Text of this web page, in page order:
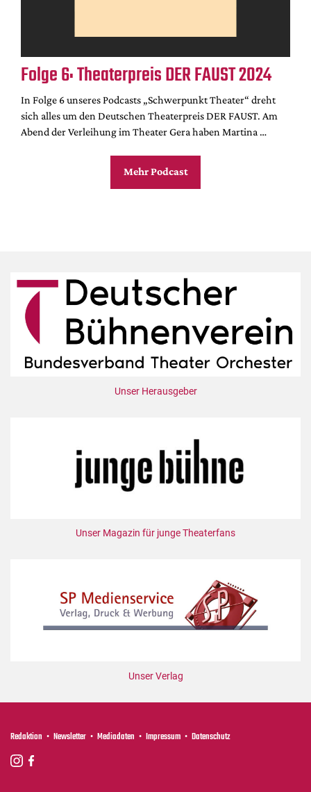
Folge 6: Theaterpreis DER FAUST 2024
In Folge 6 unseres Podcasts „Schwerpunkt Theater“ dreht
sich alles um den Deutschen Theaterpreis DER FAUST. Am
Abend der Verleihung im Theater Gera haben Martina …
Mehr Podcast
Unser Herausgeber
Unser Magazin für junge Theaterfans
Unser Verlag
Redaktion Newsletter Mediadaten Impressum Datenschutz